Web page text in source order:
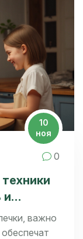
мамы
10
ноя
0
и
важно